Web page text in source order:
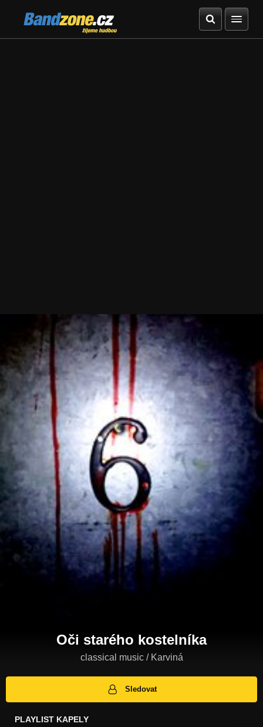
Bandzone.cz
žijeme hudbou
Oči starého kostelníka
classical music / Karviná
Sledovat
PLAYLIST KAPELY